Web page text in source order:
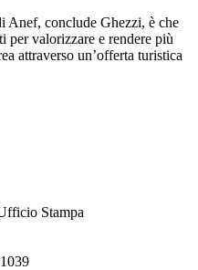
Anef, conclude Ghezzi, è che
per valorizzare e rendere più
attraverso un’offerta turistica
Stampa